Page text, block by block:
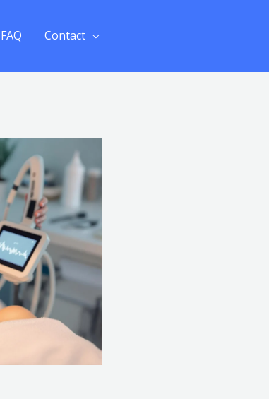
FAQ Contact